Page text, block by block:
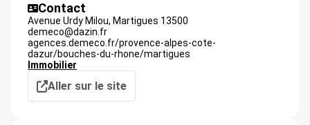
Contact
Avenue Urdy Milou, Martigues 13500
demeco@dazin.fr
agences.demeco.fr/provence-alpes-cote-
dazur/bouches-du-rhone/martigues
Immobilier
Aller sur le site